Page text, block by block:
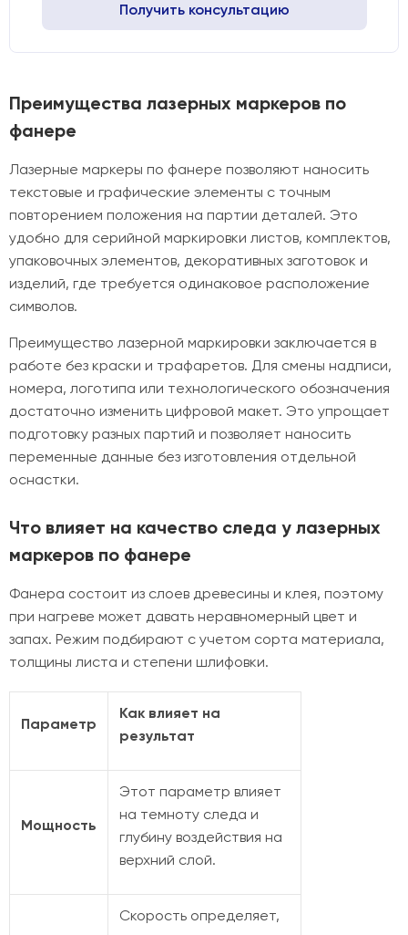
Получить консультацию
Преимущества лазерных маркеров по
фанере
Лазерные маркеры по фанере позволяют наносить
текстовые и графические элементы с точным
повторением положения на партии деталей. Это
удобно для серийной маркировки листов, комплектов,
упаковочных элементов, декоративных заготовок и
изделий, где требуется одинаковое расположение
символов.
Преимущество лазерной маркировки заключается в
работе без краски и трафаретов. Для смены надписи,
номера, логотипа или технологического обозначения
достаточно изменить цифровой макет. Это упрощает
подготовку разных партий и позволяет наносить
переменные данные без изготовления отдельной
оснастки.
Что влияет на качество следа у лазерных
маркеров по фанере
Фанера состоит из слоев древесины и клея, поэтому
при нагреве может давать неравномерный цвет и
запах. Режим подбирают с учетом сорта материала,
толщины листа и степени шлифовки.
Параметр
Как влияет на
результат
Мощность
Этот параметр влияет
на темноту следа и
глубину воздействия на
верхний слой.
Скорость определяет,